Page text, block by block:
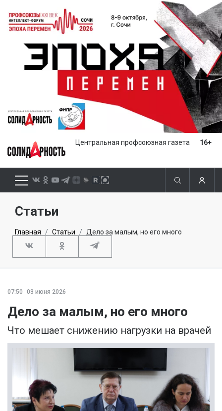
Центральная профсоюзная газета 16+
Статьи
Главная Статьи Дело за малым, но его много
07:50 03 июня 2026
Дело за малым, но его много
Что мешает снижению нагрузки на врачей